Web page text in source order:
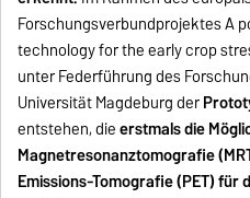
Forschungsverbundprojektes A
technology for the early crop
unter Federführung des
Universität Magdeburg der
entstehen, dieerstmals die
Magnetresonanztomografie
Emissions-Tomografie (PET)